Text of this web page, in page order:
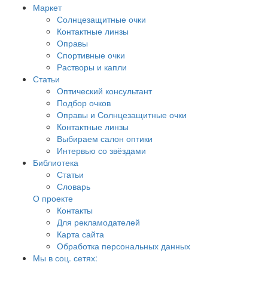
Маркет
Солнцезащитные очки
Контактные линзы
Оправы
Спортивные очки
Растворы и капли
Статьи
Оптический консультант
Подбор очков
Оправы и Солнцезащитные очки
Контактные линзы
Выбираем салон оптики
Интервью со звёздами
Библиотека
Статьи
Словарь
О проекте
Контакты
Для рекламодателей
Карта сайта
Обработка персональных данных
Мы в соц. сетях: